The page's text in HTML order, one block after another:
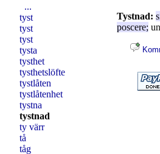
Tystnad:
poscere;
...
tyst
tyst
tyst
tysta
tysthet
tysthetslöfte
tystlåten
tystlåtenhet
tystna
tystnad
ty värr
tå
tåg